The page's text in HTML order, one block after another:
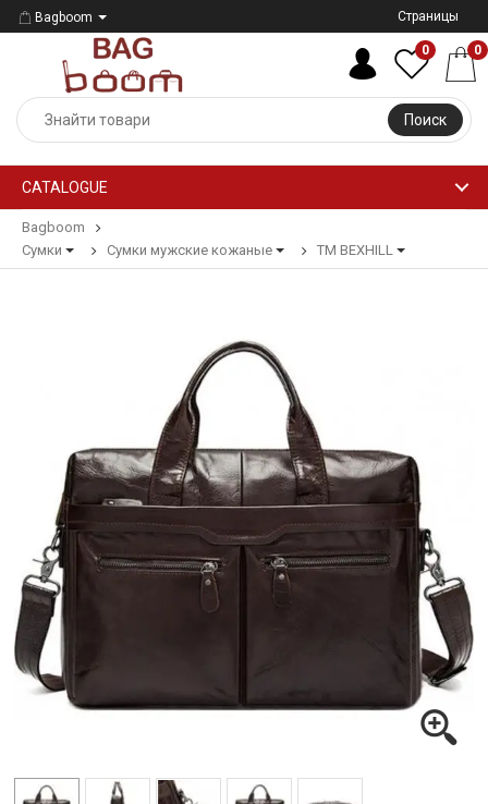
Bagboom Страницы
Поиск
0 0
CATALOGUE
Bagboom
Сумки
Сумки мужские кожаные ТМ BEXHILL